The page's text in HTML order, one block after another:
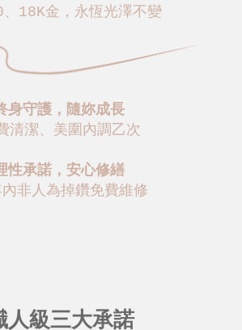
、18K金，永恆光澤不變
身守護，隨妳成長
清潔、美圍內調乙次
性承諾，安心修繕
非人為掉鑽免費維修
人級三大承諾